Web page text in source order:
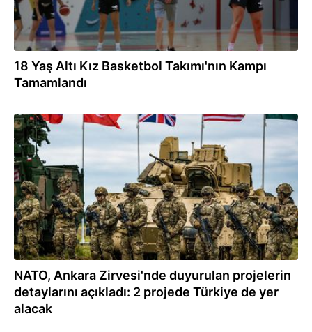
18 Yaş Altı Kız Basketbol Takımı'nın Kampı
Tamamlandı
07.07.2026
NATO, Ankara Zirvesi'nde duyurulan projelerin
detaylarını açıkladı: 2 projede Türkiye de yer
alacak